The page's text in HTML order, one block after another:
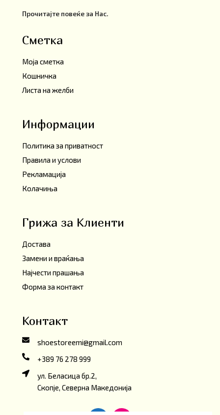
Прочитајте повеќе за Нас.
Сметка
Моја сметка
Кошничка
Листа на желби
Информации
Политика за приватност
Правила и услови
Рекламација
Колачиња
Грижа за Клиенти
Достава
Замени и враќања
Најчести прашања
Форма за контакт
Контакт
shoestoreemi@gmail.com
+389 76 278 999
ул. Беласица бр.2,
Скопје, Северна Македонија